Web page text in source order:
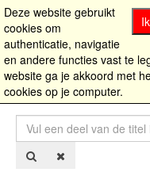
Vul
een
deel
Deze website gebruikt
cookies om
authenticatie, navigatie
en andere functies vast te
website ga je akkoord met
cookies op je computer.